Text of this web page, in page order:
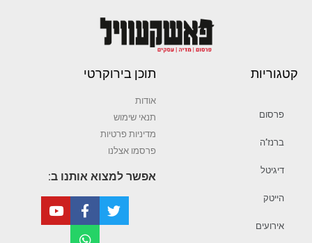
קטגוריות
פרסום
ברנז’ה
דיגיטל
הייטק
אירועים
תוכן בירוקרטי
אודות
תנאי שימוש
מדיניות פרטיות
פרסמו אצלנו
אפשר למצוא אותנו ב: